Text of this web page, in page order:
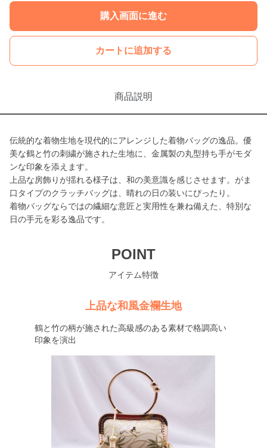
購入画面に進む
カートに追加する
商品説明
伝統的な着物生地を現代的にアレンジした着物バッグの逸品。優
美な鶴と竹の刺繍が施された生地に、金属製の丸型持ち手がモダ
ンな印象を添えます。
上品な房飾りが揺れる様子は、和の美意識を感じさせます。がま
口タイプのクラッチバッグは、晴れの日の装いにぴったり。
着物バッグならではの繊細な意匠と実用性を兼ね備えた、特別な
日の手元を彩る逸品です。
POINT
アイテム特徴
上品な和風金襴生地
鶴と竹の柄が施された高級感のある素材で格調高い
印象を演出